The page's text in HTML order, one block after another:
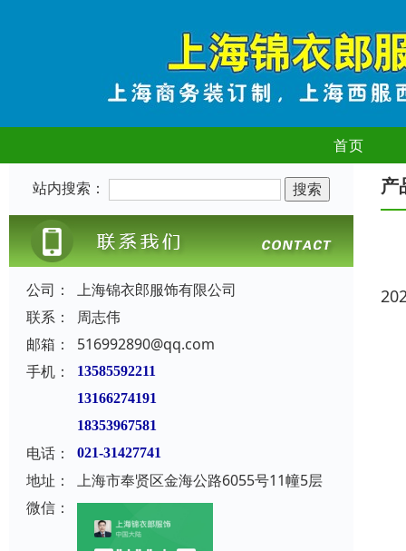
首页
站内搜索：
公司：
上海锦衣郎服饰有限公司
联系：
周志伟
邮箱：
516992890@qq.com
手机：
13585592211
13166274191
18353967581
电话： 021-31427741
地址：
上海市奉贤区金海公路6055号11幢5层
微信：
产